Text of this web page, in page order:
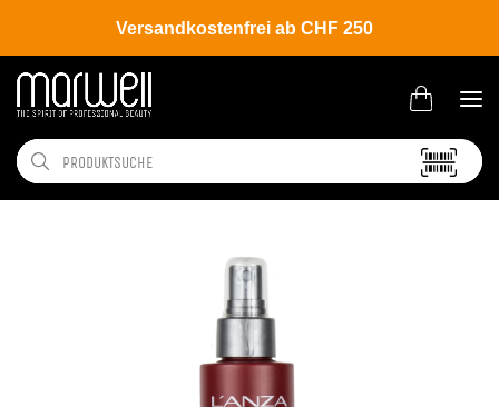
Versandkostenfrei ab CHF 250
Shop Brands L'ANZA Color Care